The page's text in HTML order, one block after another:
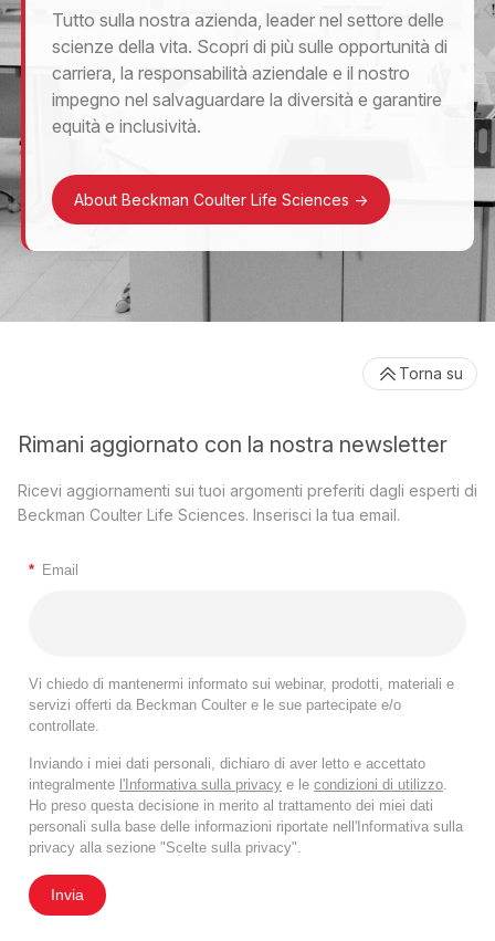
Tutto sulla nostra azienda, leader nel settore delle
scienze della vita. Scopri di più sulle opportunità di
carriera, la responsabilità aziendale e il nostro
impegno nel salvaguardare la diversità e garantire
equità e inclusività.
About Beckman Coulter Life Sciences ->
Rimani aggiornato con la nostra newsletter
Ricevi aggiornamenti sui tuoi argomenti preferiti dagli esperti di
Beckman Coulter Life Sciences. Inserisci la tua email.
* Email
Vi chiedo di mantenermi informato sui webinar, prodotti, materiali e
servizi offerti da Beckman Coulter e le sue partecipate e/o
controllate.
Inviando i miei dati personali, dichiaro di aver letto e accettato
integralmente l'Informativa sulla privacy e le condizioni di utilizzo
Ho preso questa decisione in merito al trattamento dei miei dati
personali sulla base delle informazioni riportate nell'Informativa sulla
privacy alla sezione "Scelte sulla privacy".
Invia
Torna su